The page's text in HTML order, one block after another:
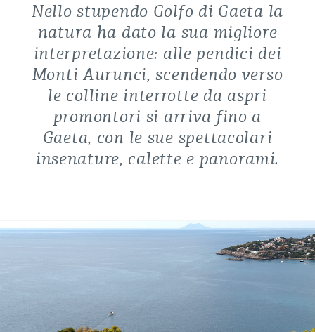
Nello stupendo Golfo di Gaeta la
natura ha dato la sua migliore
interpretazione: alle pendici dei
Monti Aurunci, scendendo verso
le colline interrotte da aspri
promontori si arriva fino a
Gaeta, con le sue spettacolari
insenature, calette e panorami.